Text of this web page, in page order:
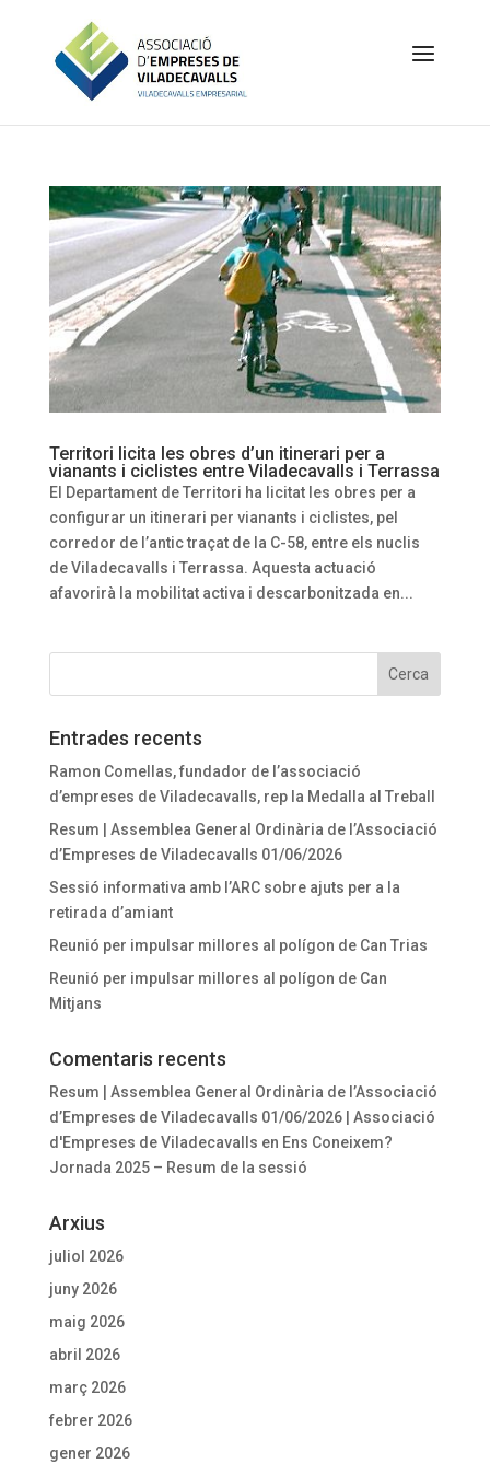
Territori licita les obres d’un itinerari per a
vianants i ciclistes entre Viladecavalls i Terrassa
El Departament de Territori ha licitat les obres per a
configurar un itinerari per vianants i ciclistes, pel
corredor de l’antic traçat de la C-58, entre els nuclis
de Viladecavalls i Terrassa. Aquesta actuació
afavorirà la mobilitat activa i descarbonitzada en...
Entrades recents
Ramon Comellas, fundador de l’associació
d’empreses de Viladecavalls, rep la Medalla al Treball
Resum | Assemblea General Ordinària de l’Associació
d’Empreses de Viladecavalls 01/06/2026
Sessió informativa amb l’ARC sobre ajuts per a la
retirada d’amiant
Reunió per impulsar millores al polígon de Can Trias
Reunió per impulsar millores al polígon de Can
Mitjans
Comentaris recents
Resum | Assemblea General Ordinària de l’Associació
d’Empreses de Viladecavalls 01/06/2026 | Associació
d'Empreses de Viladecavalls en Ens Coneixem?
Jornada 2025 – Resum de la sessió
Arxius
juliol 2026
juny 2026
maig 2026
abril 2026
març 2026
febrer 2026
gener 2026